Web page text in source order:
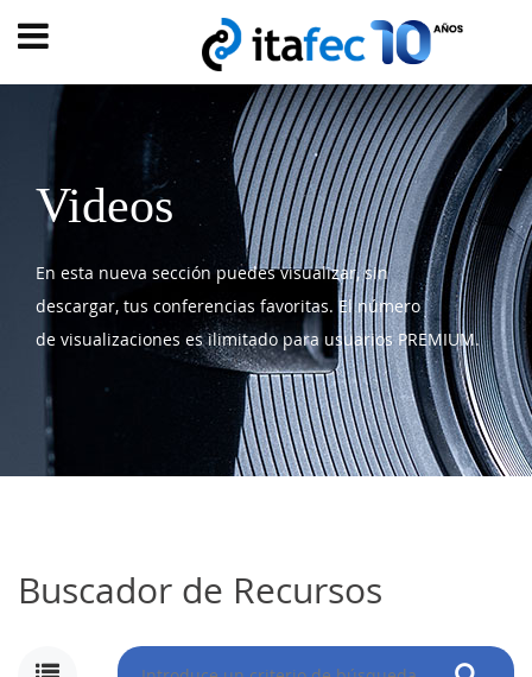
Main
INICIO
EVENTOS
WATCH
NOW
PRODUMER
VIDEOS
TRANSFORMACIÓN
DIGITAL
Videos
En esta nueva sección puedes visualizar, sin
descargar, tus conferencias favoritas. El número
de visualizaciones es ilimitado para usuarios PREMIUM.
Buscador de Recursos